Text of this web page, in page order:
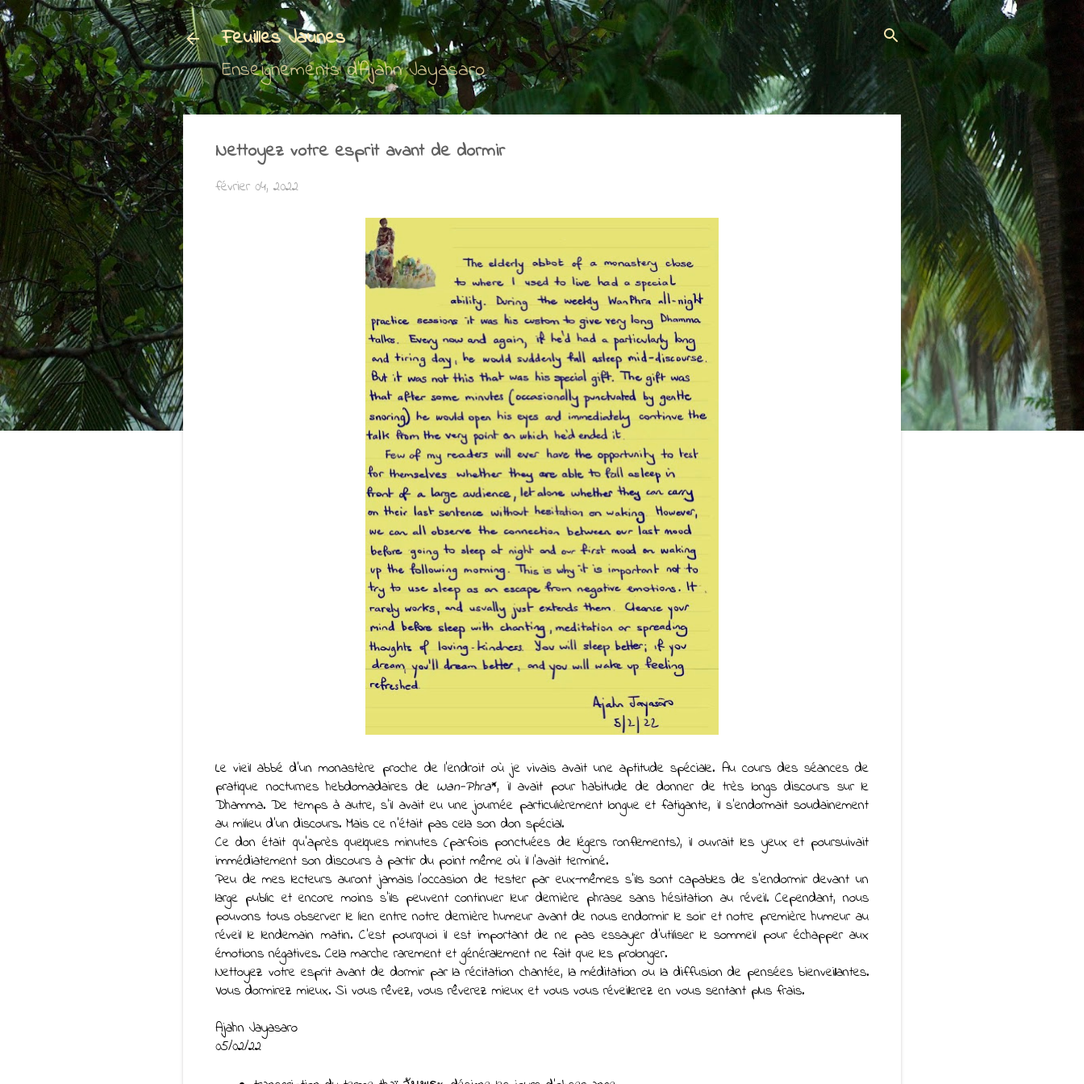
Accéder au contenu principal
Feuilles Jaunes
Enseignements d'Ajahn Jayasaro
Nettoyez votre esprit avant de dormir
février 04, 2022
Le vieil abbé d'un monastère proche de l'endroit où je vivais avait une aptitude spéciale. Au cours des séances de
pratique nocturnes hebdomadaires de Wan-Phra*, il avait pour habitude de donner de très longs discours sur le
Dhamma. De temps à autre, s'il avait eu une journée particulièrement longue et fatigante, il s'endormait soudainement
au milieu d'un discours. Mais ce n'était pas cela son don spécial.
Ce don était qu'après quelques minutes (parfois ponctuées de légers ronflements), il ouvrait les yeux et poursuivait
immédiatement son discours à partir du point même où il l'avait terminé.
Peu de mes lecteurs auront jamais l'occasion de tester par eux-mêmes s'ils sont capables de s'endormir devant un
large public et encore moins s'ils peuvent continuer leur dernière phrase sans hésitation au réveil. Cependant, nous
pouvons tous observer le lien entre notre dernière humeur avant de nous endormir le soir et notre première humeur au
réveil le lendemain matin. C'est pourquoi il est important de ne pas essayer d'utiliser le sommeil pour échapper aux
émotions négatives. Cela marche rarement et généralement ne fait que les prolonger.
Nettoyez votre esprit avant de dormir par la récitation chantée, la méditation ou la diffusion de pensées bienveillantes.
Vous dormirez mieux. Si vous rêvez, vous rêverez mieux et vous vous réveillerez en vous sentant plus frais.
Ajahn Jayasaro
05/02/22